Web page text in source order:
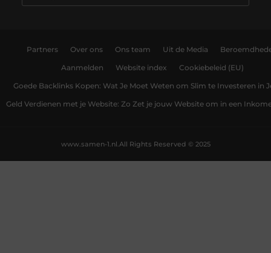
Partners Over ons Ons team Uit de Media
Aanmelden Website index Cookiebeleid (EU)
Goede Backlinks Kopen: Wat Je Moet Weten om Slim te Investeren in
Geld Verdienen met je Website: Zo Zet je jouw Website om in een
All Rights Reserved © 2025
www.samen-1.nl.